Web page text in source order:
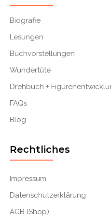
Biografie
Lesungen
Buchvorstellungen
Wundertüte
Drehbuch +
FAQs
Blog
Rechtliches
Impressum
Datenschutzerklärung
AGB (Shop)